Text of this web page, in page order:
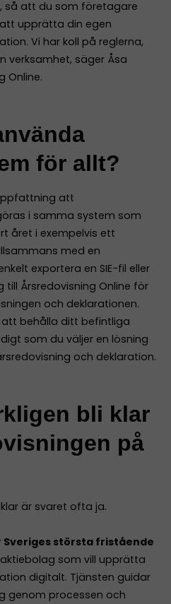
så att du som företagare
upprätta din egen
Vi har koll på reglerna,
verksamhet, säger Åsa
Online.
för allt?
att
i samma system som
året i exempelvis ett
med en
exportera en SIE-fil eller
Årsredovisning Online för
och deklarationen.
behålla ditt befintliga
som du väljer en lösning
och deklaration.
bli klar
på
är svaret ofta ja.
Sveriges största fristående
som vill upprätta
digitalt. Tjänsten guidar
genom processen och